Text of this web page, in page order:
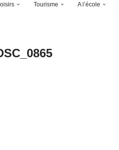
Tourisme A l’école